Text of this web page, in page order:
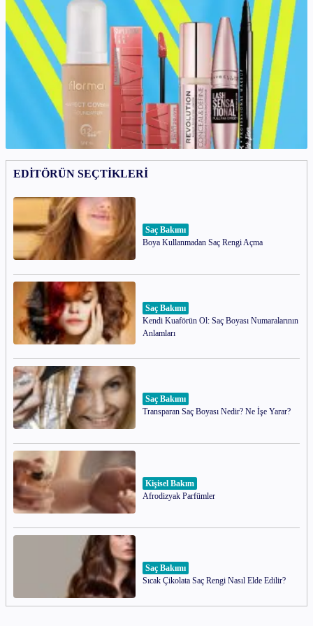
EDİTÖRÜN SEÇTİKLERİ
Saç Bakımı
Boya Kullanmadan Saç Rengi Açma
Saç Bakımı
Kendi Kuaförün Ol: Saç Boyası Numaralarının
Anlamları
Saç Bakımı
Transparan Saç Boyası Nedir? Ne İşe Yarar?
Kişisel Bakım
Afrodizyak Parfümler
Saç Bakımı
Sıcak Çikolata Saç Rengi Nasıl Elde Edilir?